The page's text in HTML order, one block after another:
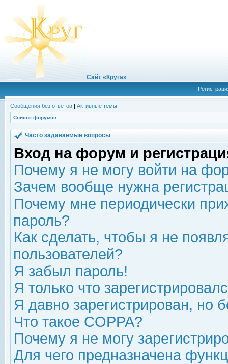
Сайт «Круга»
Сообщения без ответов | Активные темы
Список форумов
Часто задаваемые вопросы
Вход на форум и
Почему я не могу войти на
Зачем вообще нужна
Почему мне периодически
пароль?
Как сделать, чтобы я не
пользователей?
Я забыл пароль!
Я только что
Я давно зарегистрирован, но
Что такое COPPA?
Почему я не могу
Для чего предназначена